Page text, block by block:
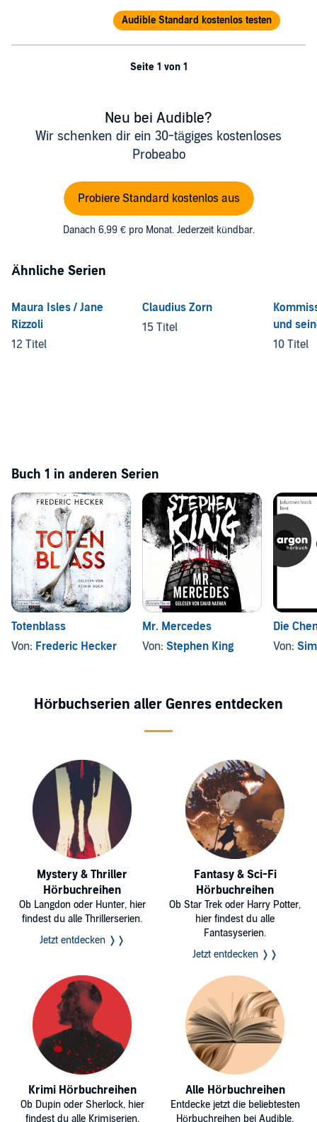
Audible Standard kostenlos testen
Seite 1 von 1
Neu bei Audible?
Wir schenken dir ein 30-tägiges kostenloses
Probeabo
Probiere Standard kostenlos aus
Danach 6,99 € pro Monat. Jederzeit kündbar.
Ähnliche Serien
Maura Isles / Jane
Rizzoli
12 Titel
Claudius Zorn
15 Titel
und
Merkel
10 Titel
Buch 1 in anderen Serien
Totenblass
Von: Frederic Hecker
Mr. Mercedes
Von: Stephen King
Die
Von:
Hörbuchserien aller Genres entdecken
Mystery & Thriller
Hörbuchreihen
Ob Langdon oder Hunter, hier
findest du alle Thrillerserien.
Jetzt entdecken ❭❭
Fantasy & Sci-Fi
Hörbuchreihen
Ob Star Trek oder Harry Potter,
hier findest du alle
Fantasyserien.
Jetzt entdecken ❭❭
Krimi Hörbuchreihen
Ob Dupin oder Sherlock, hier
findest du alle Krimiserien.
Alle Hörbuchreihen
Entdecke jetzt die beliebtesten
Hörbuchreihen bei Audible.